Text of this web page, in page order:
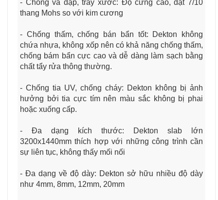
- Chống va đập, trầy xước: Độ cứng cao, đạt 7/10
thang Mohs so với kim cương
- Chống thấm, chống bán bẩn tốt: Dekton không
chứa nhựa, không xốp nên có khả năng chống thấm,
chống bám bẩn cực cao và dễ dàng làm sạch bằng
chất tẩy rửa thông thường.
- Chống tia UV, chống cháy: Dekton không bị ảnh
hưởng bởi tia cực tím nên màu sắc không bị phai
hoặc xuống cấp.
- Đa dạng kích thước: Dekton slab lớn
3200x1440mm thích hợp với những công trình cần
sự liên tục, không thấy mối nối
- Đa dạng về độ dày: Dekton sở hữu nhiều độ dày
như 4mm, 8mm, 12mm, 20mm